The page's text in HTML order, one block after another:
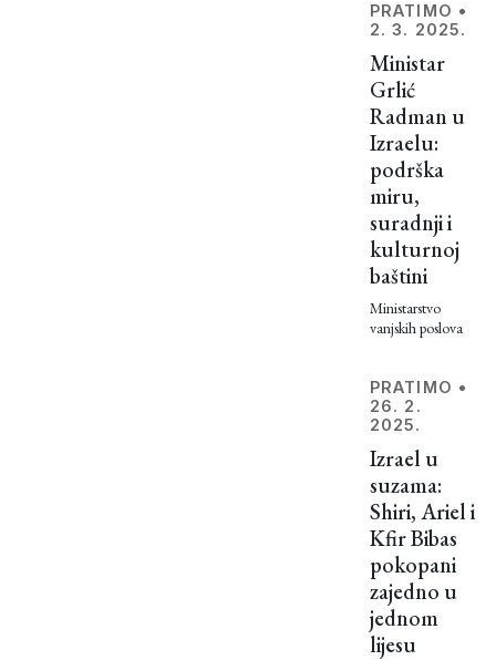
PRATIMO •
2. 3. 2025.
Ministar
Grlić
Radman u
Izraelu:
podrška
miru,
suradnji i
kulturnoj
baštini
Ministarstvo
vanjskih poslova
PRATIMO •
26. 2.
2025.
Izrael u
suzama:
Shiri, Ariel i
Kfir Bibas
pokopani
zajedno u
jednom
lijesu